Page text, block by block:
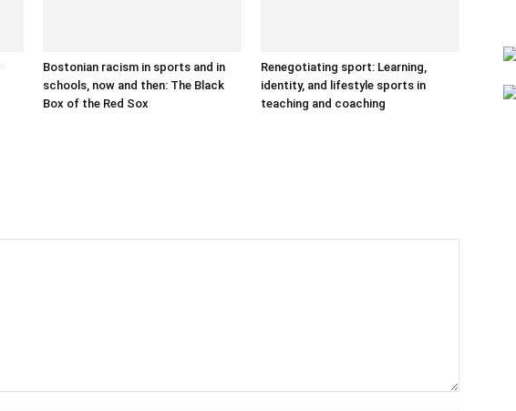
Bostonian racism in sports and in
schools, now and then: The Black
Box of the Red Sox
Renegotiating sport: Learning,
identity, and lifestyle sports in
teaching and coaching